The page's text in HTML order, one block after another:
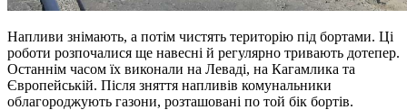
Напливи знімають, а потім чистять територію під бортами. Ці
роботи розпочалися ще навесні й регулярно тривають дотепер.
Останнім часом їх виконали на Леваді, на Кагамлика та
Європейській. Після зняття напливів комунальники
облагороджують газони, розташовані по той бік бортів.